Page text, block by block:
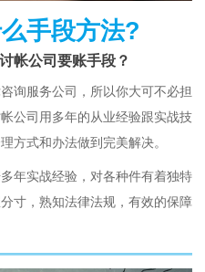
手段方法?
帐公司要账手段？
询服务公司，所以你大可不必担
公司用多年的从业经验跟实战技
方式和办法做到完美解决。
年实战经验，对各种件有着独特
寸，熟知法律法规，有效的保障